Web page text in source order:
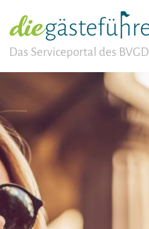
Das Serviceportal des BVGD